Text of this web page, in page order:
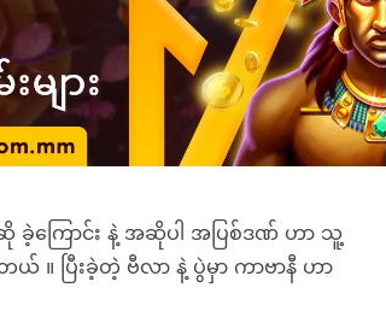
ခဲ့ကြောင်း နဲ့ အဆိုပါ အပြစ်ဒဏ် ဟာ သူ့
ပြီးခဲ့တဲ့ ဗီလာ နဲ့ ပွဲမှာ ကာဗာနီ ဟာ